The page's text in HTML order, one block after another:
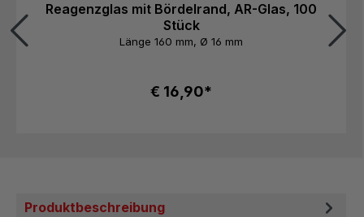
Reagenzglas mit Bördelrand, AR-Glas, 100
Stück
Länge 160 mm, Ø 16 mm
€ 16,90*
Produktbeschreibung